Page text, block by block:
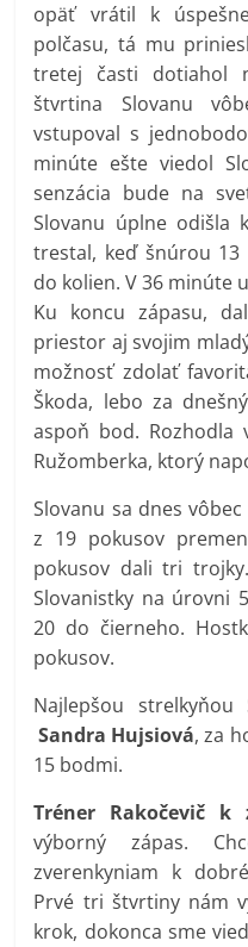
opäť vrátil k
polčasu, tá mu
tretej časti dotiahol
štvrtina Slovanu
vstupoval s
minúte ešte viedol
senzácia bude na
Slovanu úplne odišla
trestal, keď šnúrou
do kolien. V 36 minúte
Ku koncu zápasu,
priestor aj svojim
možnosť zdolať
Škoda, lebo za
aspoň bod. Rozhodla
Ružomberka, ktorý
Slovanu sa dnes
z 19 pokusov
pokusov dali tri
Slovanistky na úrovni
20 do čierneho.
pokusov.
Najlepšou
Sandra Hujsiová, za
15 bodmi.
Tréner Rakočevič k
výborný zápas.
zverenkyniam k
Prvé tri štvrtiny nám
krok, dokonca sme